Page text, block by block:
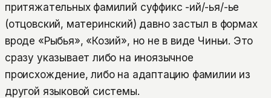
притяжательных фамилий суффикс -ий/-ья/-ье
(отцовский, материнский) давно застыл в формах
вроде «Рыбья», «Козий», но не в виде Чиньи. Это
сразу указывает либо на иноязычное
происхождение, либо на адаптацию фамилии из
другой языковой системы.